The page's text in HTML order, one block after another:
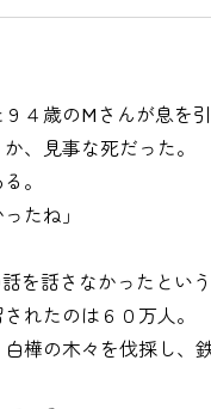
４歳のMさんが息を引
、見事な死だった。
。
たね」
を話さなかったという
れたのは６０万人。
樺の木々を伐採し、